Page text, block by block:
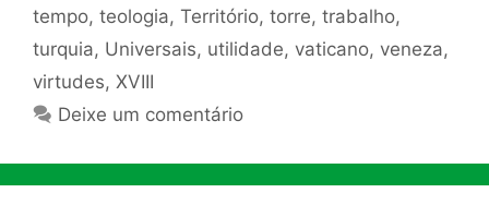
tempo, teologia, Território, torre, trabalho,
turquia, Universais, utilidade, vaticano, veneza,
virtudes, XVIII
Deixe um comentário